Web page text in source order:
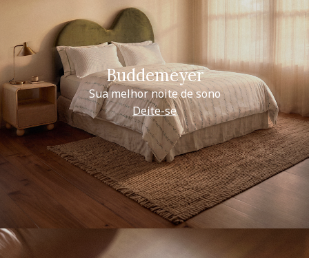
Buddemeyer
Sua melhor noite de sono
Deite-se